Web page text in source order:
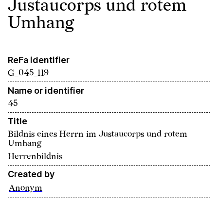
Justaucorps und rotem
Umhang
ReFa identifier
G_045_119
Name or identifier
45
Title
Bildnis eines Herrn im Justaucorps und rotem
Umhang
Herrenbildnis
Created by
Anonym